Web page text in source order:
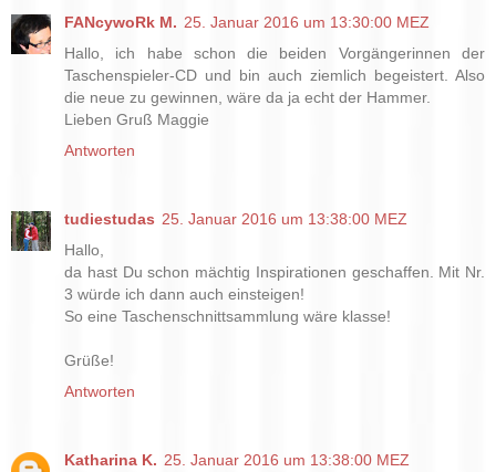
FANcywoRk M. 25. Januar 2016 um 13:30:00 MEZ
Hallo, ich habe schon die beiden Vorgängerinnen der
Taschenspieler-CD und bin auch ziemlich begeistert. Also
die neue zu gewinnen, wäre da ja echt der Hammer.
Lieben Gruß Maggie
Antworten
tudiestudas 25. Januar 2016 um 13:38:00 MEZ
Hallo,
da hast Du schon mächtig Inspirationen geschaffen. Mit Nr.
3 würde ich dann auch einsteigen!
So eine Taschenschnittsammlung wäre klasse!
Grüße!
Antworten
Katharina K. 25. Januar 2016 um 13:38:00 MEZ